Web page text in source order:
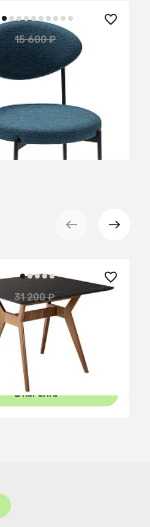
15 600 ₽ — 26%
Blue
+6
В КОРЗИНУ
31 200 ₽ — 45%
квадратный
Графит
В КОРЗИНУ